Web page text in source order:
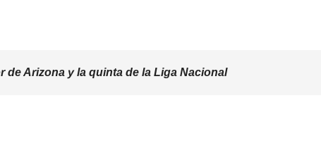
de Arizona y la quinta de la Liga Nacional